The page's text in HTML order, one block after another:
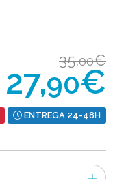
35,00€
27,90€
ENTREGA 24-48H